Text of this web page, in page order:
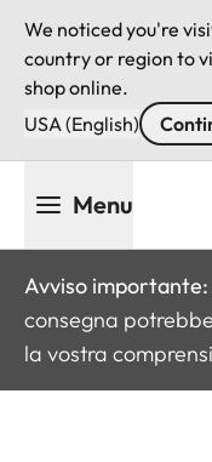
We noticed you're
country or region to
shop online.
USA (English)
Menu
Avviso importante:
consegna
la vostra